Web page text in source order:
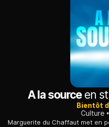
A la source en
Bientôt
Culture